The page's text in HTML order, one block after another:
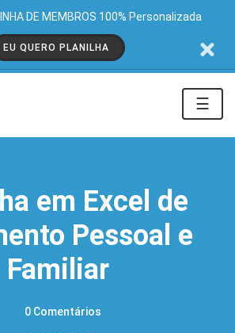
DE MEMBROS 100% Personalizada
EU QUERO PLANILHA
☰
em Excel de
Pessoal e
Familiar
0 Comentários